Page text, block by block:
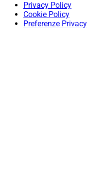
Privacy Policy
Cookie Policy
Preferenze Privacy